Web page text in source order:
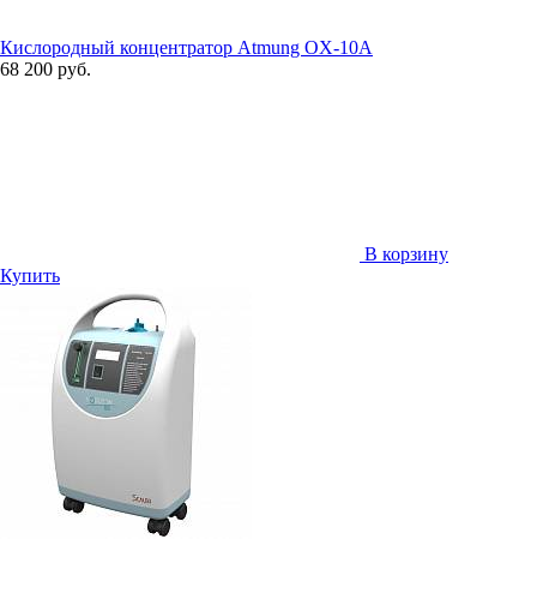
Кислородный концентратор Atmung OX-10A
68 200 руб.
В корзину
Купить